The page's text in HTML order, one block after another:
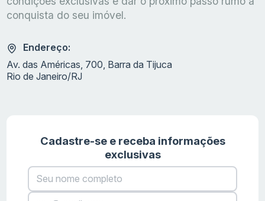
conquista do seu imóvel.
Endereço:
Av. das Américas, 700, Barra da Tijuca
Rio de Janeiro/RJ
Cadastre-se e receba informações
exclusivas